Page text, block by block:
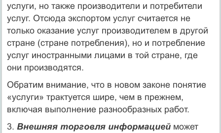
услуги, но также производители и по­требители
услуг. Отсюда экспортом услуг считается не
только оказание услуг производителем в другой
стране (стране потребления), но и потребление
услуг иностранными лицами в той стране, где
они произ­водятся.
Обратим внимание, что в новом законе понятие
«услуги» трактуется шире, чем в прежнем,
включая выполнение разнообразных работ.
3. Внешняя торговля информацией может